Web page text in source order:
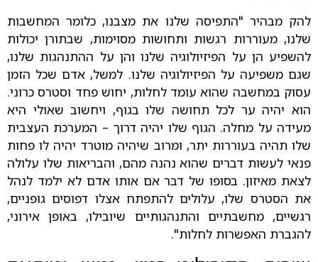
להק מבהיר "התפיסה שלנו את מצבנו, כלומר המחשבות
שלנו, מעוררות רגשות ותחושות מסוימות, שבתורן יכולות
להשפיע הן על הפיזיולוגיה שלנו והן על ההתנהגות שלנו,
שגם משפיעה על הפיזיולוגיה שלנו. למשל, אדם שכל הזמן
עסוק במחשבה שהוא עומד לחלות, יחוש פחד וסטרס כרוני.
הוא יהיה ער לכל תחושה שלו בגוף, ויחשוב שאולי היא
מעידה על מחלה. הגוף שלו יהיה דרוך – המערכת העצבית
שלו תהיה בעוררות יתר, ומרוב שיהיה מוטרד יהיה לו פחות
פנאי לעשות דברים שהוא נהנה מהם, והבריאות שלו עלולה
לצאת מאיזון. בסופו של דבר אם אותו אדם לא ילמד לנהל
את הסטרס שלו, עלולים להתפתח אצלו דפוסים גופניים,
רגשיים, מחשבתיים והתנהגותיים שיובילו, באופן אירוני,
להגברת האפשרות לחלות".